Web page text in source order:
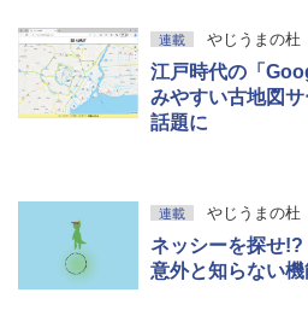
連載 やじうまの杜
江戸時代の「
みやすい古地図
話題に
連載 やじうまの杜
ネッシーを探せ
意外と知らない